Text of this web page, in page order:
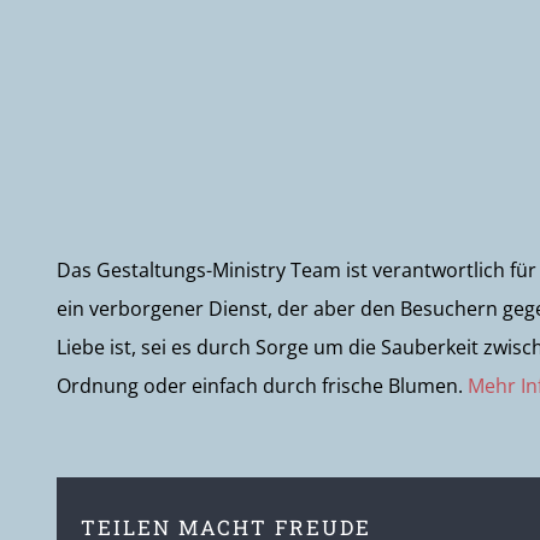
Das Gestaltungs-Ministry Team ist verantwortlich
ein verborgener Dienst, der aber den Besuchern
Liebe ist, sei es durch Sorge um die Sauberkeit
Ordnung oder einfach durch frische Blumen. Mehr
TEILEN MACHT FREUDE